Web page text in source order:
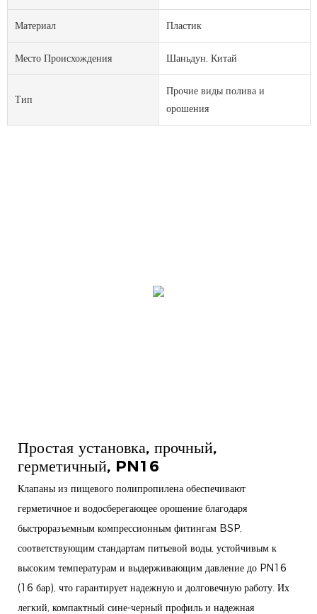
Материал Пластик
Место Происхождения Шаньдун, Китай
Тип
Прочие виды полива и
орошения
Простая установка, прочный,
герметичный, PN16
Клапаны из пищевого полипропилена обеспечивают
герметичное и водосберегающее орошение благодаря
быстроразъемным компрессионным фитингам BSP,
соответствующим стандартам питьевой воды, устойчивым к
высоким температурам и выдерживающим давление до PN16
(16 бар), что гарантирует надежную и долговечную работу. Их
легкий, компактный сине-черный профиль и надежная